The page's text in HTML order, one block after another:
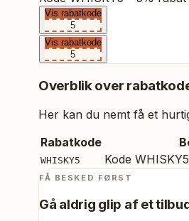
Vis rabatkode
5
Vis rabatkode
5
Overblik over
Her kan du nemt få et
Rabatkode
WHISKY5 Kode
FÅ BESKED FØRST
Gå aldrig glip af et